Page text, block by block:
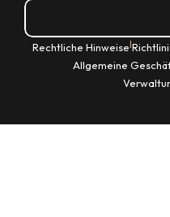
Rechtliche Hinweise|
Allgemeine